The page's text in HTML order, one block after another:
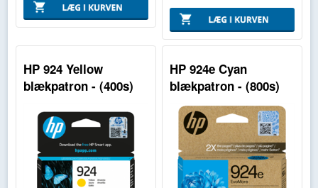
HP 924 Yellow
blækpatron - (400s)
HP 924e Cyan
blækpatron - (800s)